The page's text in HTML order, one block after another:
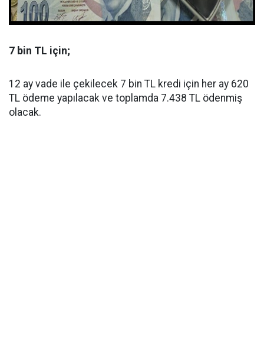
7 bin TL için;
12 ay vade ile çekilecek 7 bin TL kredi için her ay 620
TL ödeme yapılacak ve toplamda 7.438 TL ödenmiş
olacak.